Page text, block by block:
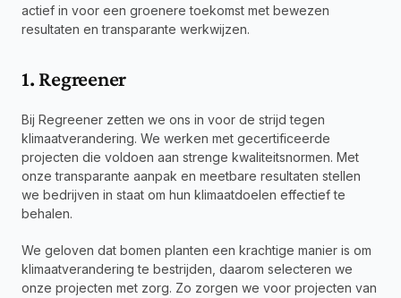
actief in voor een groenere toekomst met bewezen
resultaten en transparante werkwijzen.
1. Regreener
Bij Regreener zetten we ons in voor de strijd tegen
klimaatverandering. We werken met gecertificeerde
projecten die voldoen aan strenge kwaliteitsnormen. Met
onze transparante aanpak en meetbare resultaten stellen
we bedrijven in staat om hun klimaatdoelen effectief te
behalen.
We geloven dat bomen planten een krachtige manier is om
klimaatverandering te bestrijden, daarom selecteren we
onze projecten met zorg. Zo zorgen we voor projecten van